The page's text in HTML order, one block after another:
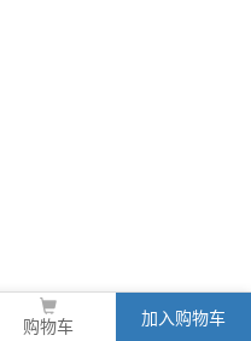
购物车 加入购物车